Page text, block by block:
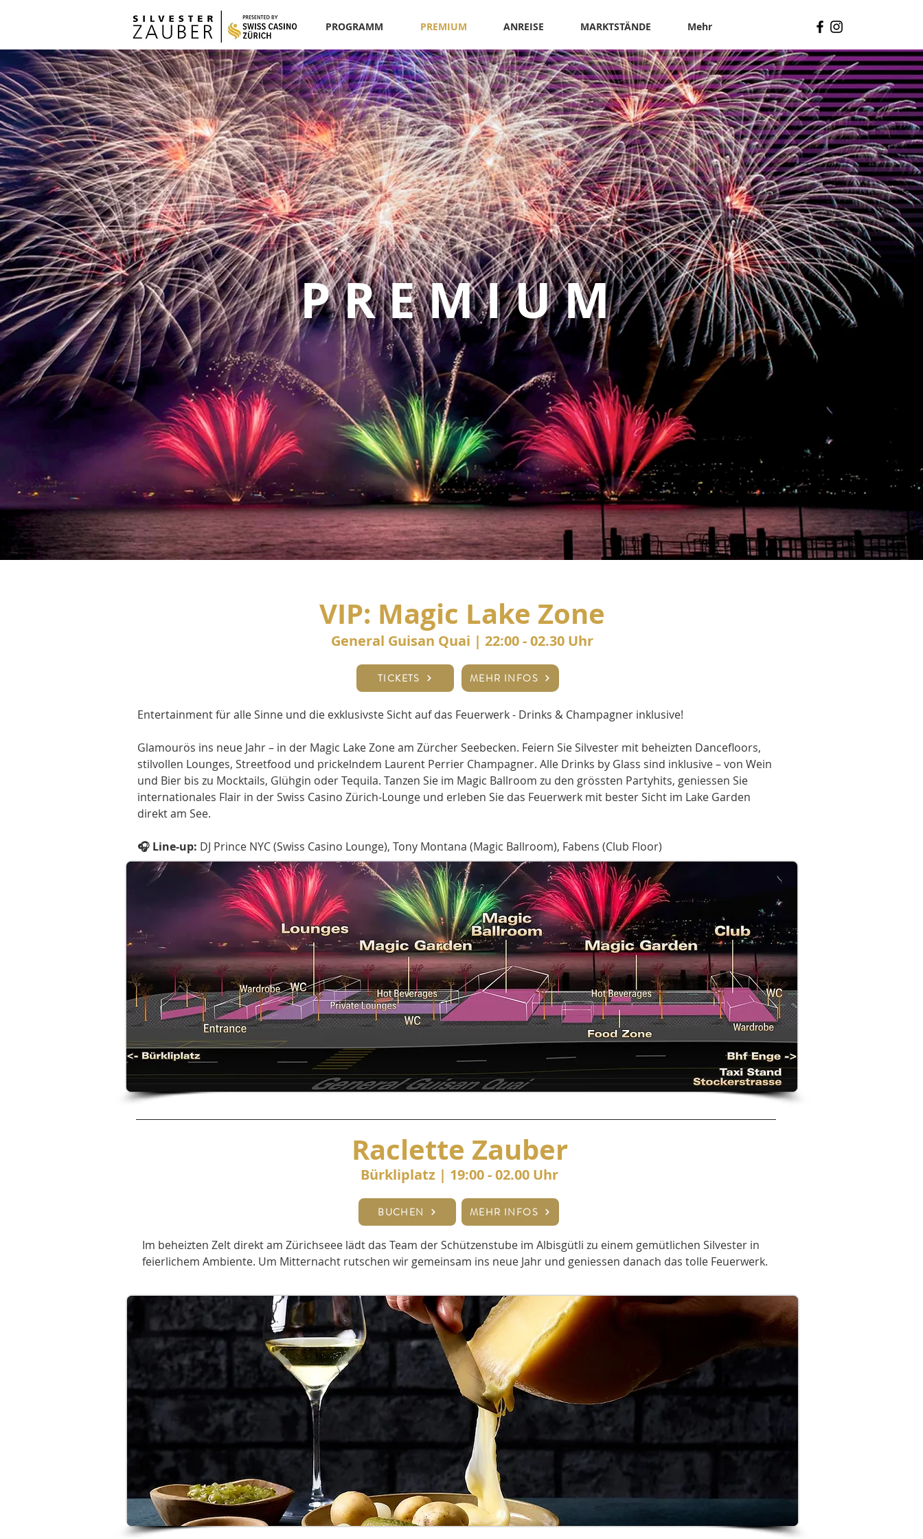
PROGRAMM PREMIUM ANREISE MARKTSTÄNDE Mehr
PREMIUM
VIP: Magic Lake Zone
General Guisan Quai | 22:00 - 02.30 Uhr
TICKETS MEHR INFOS
Entertainment für alle Sinne und die exklusivste Sicht auf das Feuerwerk - Drinks & Champagner inklusive!
Glamourös ins neue Jahr – in der Magic Lake Zone am Zürcher Seebecken. Feiern Sie Silvester mit beheizten Dancefloors,
stilvollen Lounges, Streetfood und prickelndem Laurent Perrier Champagner. Alle Drinks by Glass sind inklusive – von Wein
und Bier bis zu Mocktails, Glühgin oder Tequila. Tanzen Sie im Magic Ballroom zu den grössten Partyhits, geniessen Sie
internationales Flair in der Swiss Casino Zürich-Lounge und erleben Sie das Feuerwerk mit bester Sicht im Lake Garden
direkt am See.
🎧 Line-up: DJ Prince NYC (Swiss Casino Lounge), Tony Montana (Magic Ballroom), Fabens (Club Floor)
Raclette Zauber
Bürkliplatz | 19:00 - 02.00 Uhr
BUCHEN MEHR INFOS
Im beheizten Zelt direkt am Zürichseee lädt das Team der Schützenstube im Albisgütli zu einem gemütlichen Silvester in
feierlichem Ambiente. Um Mitternacht rutschen wir gemeinsam ins neue Jahr und geniessen danach das tolle Feuerwerk.